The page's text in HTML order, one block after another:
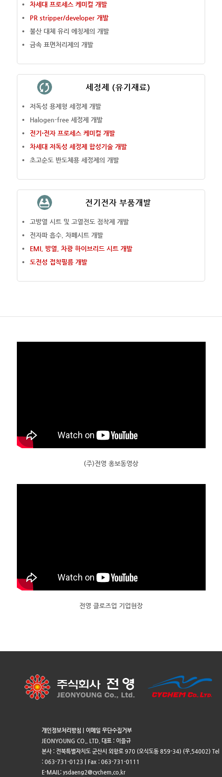
차세대 프로세스 케미컬 개발
PR stripper/developer 개발
불산 대체 유리 에칭제의 개발
금속 표면처리제의 개발
세정제 (유기재료)
저독성 용제형 세정제 개발
Halogen-free 세정제 개발
전기⋅전자 프로세스 케미컬 개발
차세대 저독성 세정제 합성기술 개발
초고순도 반도체용 세정제의 개발
전기전자 부품개발
고방열 시트 및 고열전도 점착제 개발
전자파 흡수, 차폐시트 개발
EMI, 방열, 차광 하이브리드 시트 개발
도전성 접착필름 개발
(주)전영 홍보동영상
전영 클로즈업 기업현장
개인정보처리방침
이메일 무단수집거부
JEONYOUNG CO., LTD. 대표 : 이을규
본사 : 전북특별자치도 군산시 외항로 970 (오식도동 859-34) (우.54002) Tel
: 063-731-0123 | Fax : 063-731-0111
E-MAIL: ysdaeng2@cychem.co.kr